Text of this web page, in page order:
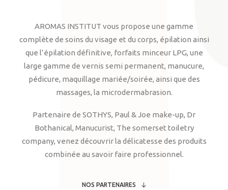
AROMAS INSTITUT vous propose une gamme
complète de soins du visage et du corps, épilation ainsi
que l’épilation définitive, forfaits minceur LPG, une
large gamme de vernis semi permanent, manucure,
pédicure, maquillage mariée/soirée, ainsi que des
massages, la microdermabrasion.
Partenaire de SOTHYS, Paul & Joe make-up, Dr
Bothanical, Manucurist, The somerset toiletry
company, venez découvrir la délicatesse des produits
combinée au savoir faire professionnel.
NOS PARTENAIRES